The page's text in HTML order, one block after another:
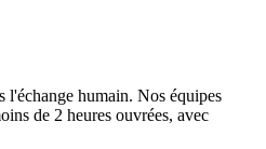
l'échange humain. Nos équipes
de 2 heures ouvrées, avec